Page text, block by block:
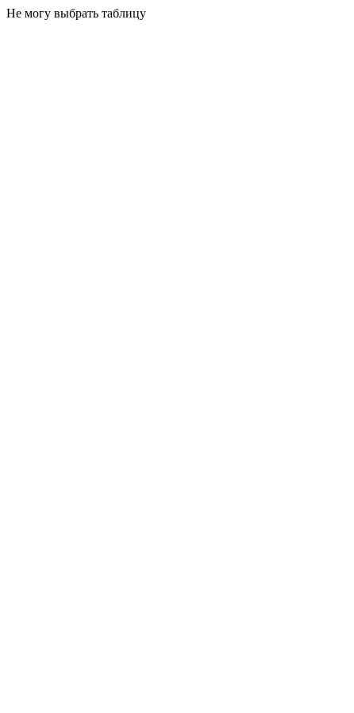
Не могу выбрать таблицу